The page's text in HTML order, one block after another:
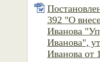
392 "О
Иванова
Иванова",
Иванова от